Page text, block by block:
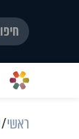
ראשי